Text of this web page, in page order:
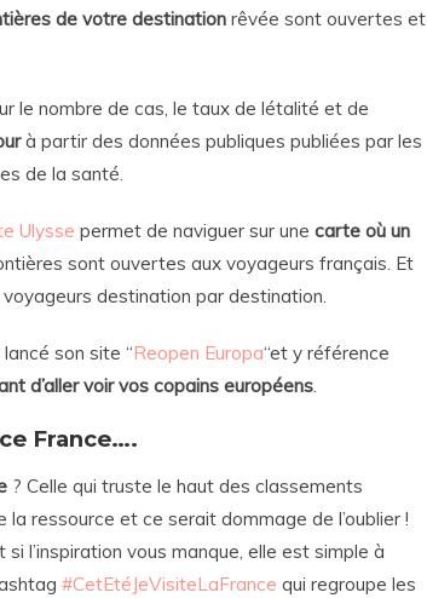
de votre destination rêvée sont ouvertes et
le nombre de cas, le taux de létalité et de
à partir des données publiques publiées par les
de la santé.
Ulysse permet de naviguer sur une carte où un
sont ouvertes aux voyageurs français. Et
destination par destination.
lancé son site “Reopen Europa“et y référence
d’aller voir vos copains européens.
France….
? Celle qui truste le haut des classements
ressource et ce serait dommage de l’oublier !
l’inspiration vous manque, elle est simple à
#CetEtéJeVisiteLaFrance qui regroupe les